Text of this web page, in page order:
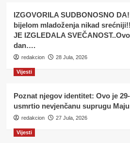
IZGOVORILA SUDBONOSNO
bijelom mladoženja nikad
JE IZGLEDALA
dan….
redakcion 28 Jula, 2026
Vijesti
Poznat njegov identitet: Ovo je
usmrtio nevjenčanu suprugu Maju
redakcion 27 Jula, 2026
Vijesti